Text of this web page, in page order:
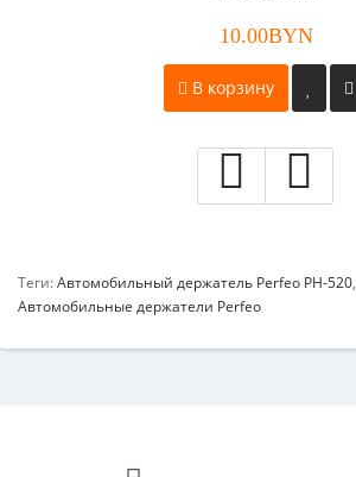
10.00BYN
В корзину
Теги:Автомобильный держатель Perfeo PH-520,
Автомобильные держатели Perfeo